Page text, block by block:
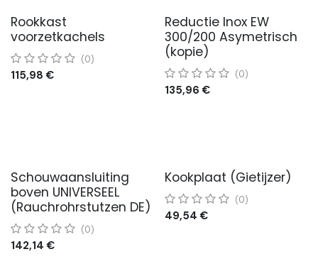
Rookkast
voorzetkachels
(0)
115,98 €
Reductie Inox EW
300/200 Asymetrisch
(kopie)
(0)
135,96 €
Schouwaansluiting
boven UNIVERSEEL
(Rauchrohrstutzen DE)
(0)
142,14 €
Kookplaat (Gietijzer)
(0)
49,54 €